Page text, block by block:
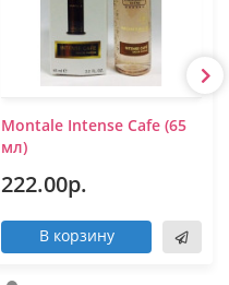
Montale Intense Cafe (65
мл)
222.00р.
В корзину